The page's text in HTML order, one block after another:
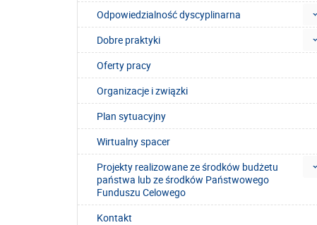
Odpowiedzialność dyscyplinarna
Dobre praktyki
Oferty pracy
Organizacje i związki
Plan sytuacyjny
Wirtualny spacer
Projekty realizowane ze środków budżetu
państwa lub ze środków Państwowego
Funduszu Celowego
Kontakt